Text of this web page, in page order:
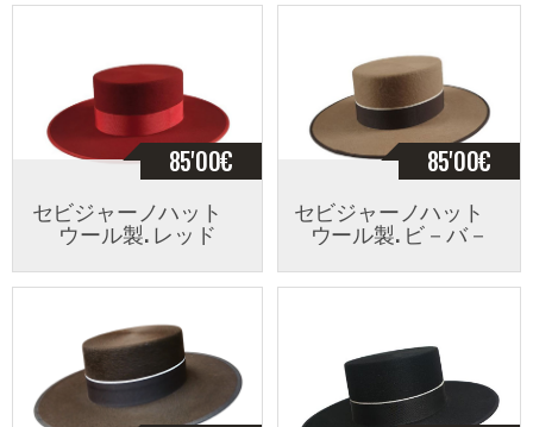
85'00€
セビジャーノハット
ウール製. レッド
85'00€
セビジャーノハット
ウール製. ビ－バ－